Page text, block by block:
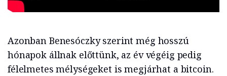
Azonban Benesóczky szerint még hosszú
hónapok állnak előttünk, az év végéig pedig
félelmetes mélységeket is megjárhat a bitcoin.